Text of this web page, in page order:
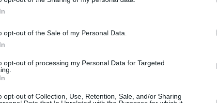
opt-out of the Sale of my Personal Data.
opt-out of processing my Personal Data for Targeted
opt-out of Collection, Use, Retention, Sale, and/or Sharing
sono statiarrestatidagli agenti
di un provvedimento di